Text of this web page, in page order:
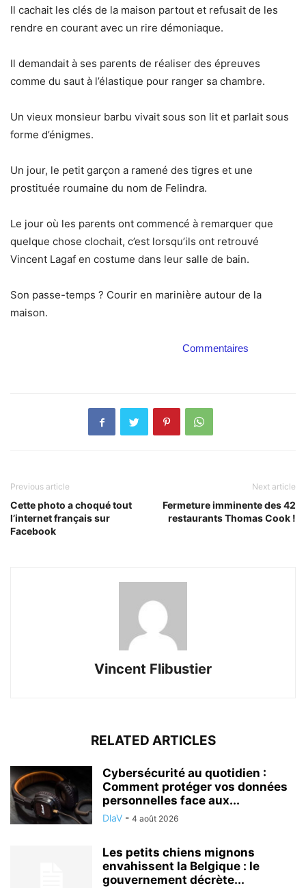
Il cachait les clés de la maison partout et refusait de les
rendre en courant avec un rire démoniaque.
Il demandait à ses parents de réaliser des épreuves
comme du saut à l’élastique pour ranger sa chambre.
Un vieux monsieur barbu vivait sous son lit et parlait sous
forme d’énigmes.
Un jour, le petit garçon a ramené des tigres et une
prostituée roumaine du nom de Felindra.
Le jour où les parents ont commencé à remarquer que
quelque chose clochait, c’est lorsqu’ils ont retrouvé
Vincent Lagaf en costume dans leur salle de bain.
Son passe-temps ? Courir en marinière autour de la
maison.
Commentaires
Previous article
Cette photo a choqué tout
l’internet français sur
Facebook
Next article
Fermeture imminente des 42
restaurants Thomas Cook !
Vincent Flibustier
RELATED ARTICLES
Cybersécurité au quotidien :
Comment protéger vos données
personnelles face aux...
DlaV - 4 août 2026
Les petits chiens mignons
envahissent la Belgique : le
gouvernement décrète...